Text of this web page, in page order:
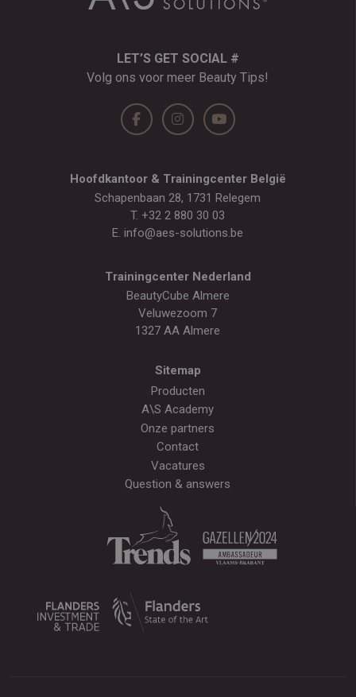
LET’S GET SOCIAL #
Volg ons voor meer Beauty Tips!
Hoofdkantoor & Trainingcenter België
Schapenbaan 28, 1731 Relegem
T. +32 2 880 30 03
E. info@aes-solutions.be
Trainingcenter Nederland
BeautyCube Almere
Veluwezoom 7
1327 AA Almere
Sitemap
Producten
A\S Academy
Onze partners
Contact
Vacatures
Question & answers